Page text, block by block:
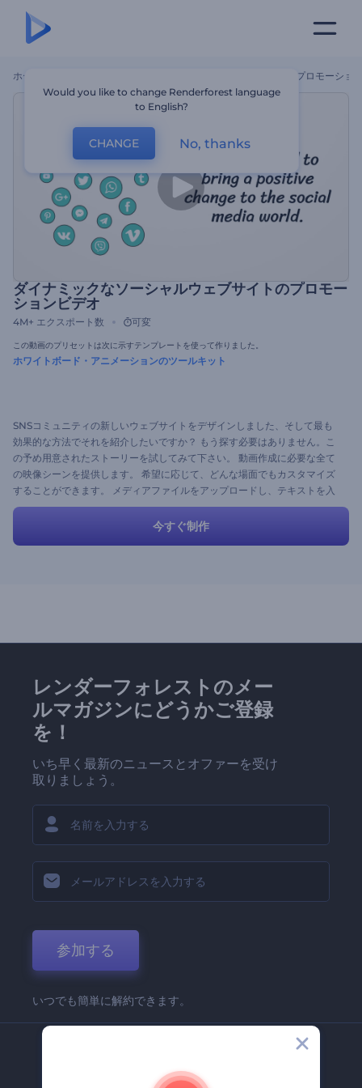
ホーム ダイナミックなソーシャルウェブサイトのプロモーショ
ダイナミックなソーシャルウェブサイトのプロモー
ションビデオ
4M+ エクスポート数 可変
この動画のプリセットは次に示すテンプレートを使って作りました。
ホワイトボード・アニメーションのツールキット
SNSコミュニティの新しいウェブサイトをデザインしました、そして最も
効果的な方法でそれを紹介したいですか？ もう探す必要はありません。こ
の予め用意されたストーリーを試してみて下さい。 動画作成に必要な全て
の映像シーンを提供します。 希望に応じて、どんな場面でもカスタマイズ
することができます。 メディアファイルをアップロードし、テキストを入
力して、Webサイトの宣伝を始めましょう。
今すぐ制作
レンダーフォレストのメー
ルマガジンにどうかご登録
を！
いち早く最新のニュースとオファーを受け
取りましょう。
参加する
いつでも簡単に解約できます。
Renderforest 企業情報
Would you like to change Renderforest language
to English?
CHANGE No, thanks